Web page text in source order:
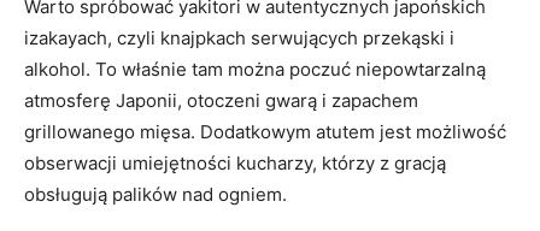
Warto spróbować yakitori w autentycznych japońskich
izakayach, czyli knajpkach serwujących przekąski i
alkohol. To właśnie tam można poczuć niepowtarzalną
atmosferę Japonii, otoczeni gwarą i zapachem
grillowanego mięsa. Dodatkowym atutem jest możliwość
obserwacji umiejętności kucharzy, którzy z gracją
obsługują palików nad ogniem.